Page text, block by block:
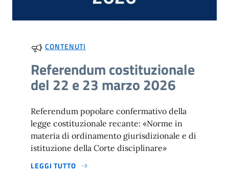
CONTENUTI
Referendum costituzionale
del 22 e 23 marzo 2026
Referendum popolare confermativo della
legge costituzionale recante: «Norme in
materia di ordinamento giurisdizionale e di
istituzione della Corte disciplinare»
LEGGI TUTTO